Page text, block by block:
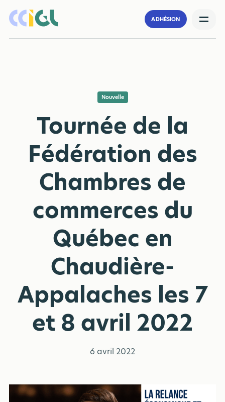
ADHÉSION
Nouvelle
Tournée de la
Fédération des
Chambres de
commerces du
Québec en
Chaudière-
Appalaches les 7
et 8 avril 2022
6 avril 2022